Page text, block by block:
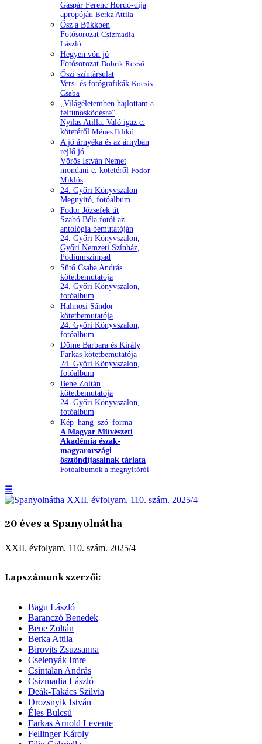
Gáspár Ferenc Hordó-díja
apropóján Berka Attila
Ősz a Bükkben
Fotósorozat Csizmadia
László
Hegyen vón jó
Fotósorozat Dobrik Rezső
Őszi színtársulat
Vers- és fotógrafikák Kocsis
Csaba
„Világéletemben hajlottam a
feltűnősködésre”
Nyilas Atilla: Való igaz c.
kötetéről Ménes Ildikó
A jó árnyéka és az árnyban
rejlő jó
Vörös István Nemet
mondani c. kötetéről Fodor
Miklós
24. Győri Könyvszalon
Megnyitó, fotóalbum
Fodor Józsefek út
Szabó Béla fotói az
antológia bemutatóján
24. Győri Könyvszalon,
Győri Nemzeti Színház,
Pódiumszínpad
Sütő Csaba András
kötetbemutatója
24. Győri Könyvszalon,
fotóalbum
Halmosi Sándor
kötetbemutatója
24. Győri Könyvszalon,
fotóalbum
Döme Barbara és Király
Farkas kötetbemutatója
24. Győri Könyvszalon,
fotóalbum
Bene Zoltán
kötetbemutatója
24. Győri Könyvszalon,
fotóalbum
Kép–hang–szó–forma
A Magyar Művészeti
Akadémia észak-
magyarországi
ösztöndíjasainak tárlata
Fotóalbumok a megnyitóról
☰
20 éves a Spanyolnátha
XXII. évfolyam. 110. szám. 2025/4
Lapszámunk szerzői:
Bagu László
Baranczó Benedek
Bene Zoltán
Berka Attila
Birovits Zsuzsanna
Cselenyák Imre
Csintalan András
Csizmadia László
Deák-Takács Szilvia
Drozsnyik István
Éles Bulcsú
Farkas Arnold Levente
Fellinger Károly